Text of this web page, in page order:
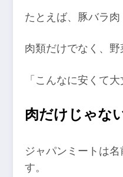
たとえば、豚バラ
肉類だけでなく、
「こんなに安くて
肉だけじゃな
ジャパンミートは
す。